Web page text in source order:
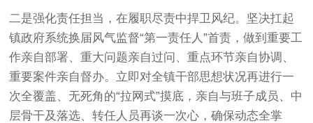
二是强化责任担当，在履职尽责中捍卫风纪。坚决扛起
镇政府系统换届风气监督“第一责任人”首责，做到重要工
作亲自部署、重大问题亲自过问、重点环节亲自协调、
重要案件亲自督办。立即对全镇干部思想状况再进行一
次全覆盖、无死角的“拉网式”摸底，亲自与班子成员、中
层骨干及落选、转任人员再谈一次心，确保动态全掌